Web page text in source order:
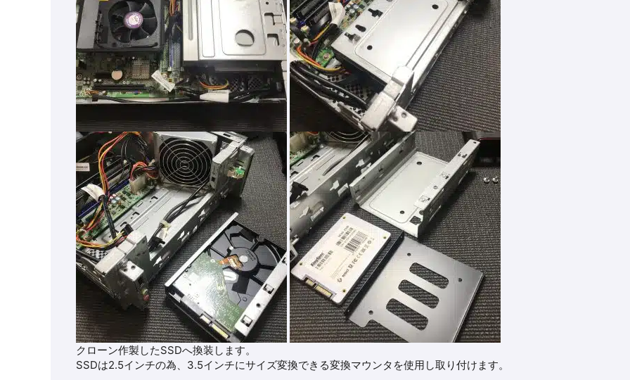
クローン作製したSSDへ換装します。
SSDは2.5インチの為、3.5インチにサイズ変換できる変換マウンタを使用し取り付けます。